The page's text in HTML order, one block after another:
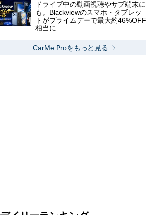
ドライブ中の動画視聴やサブ端末に
も。Blackviewのスマホ・タブレッ
トがプライムデーで最大約46%OFF
相当に
CarMe Proをもっと見る